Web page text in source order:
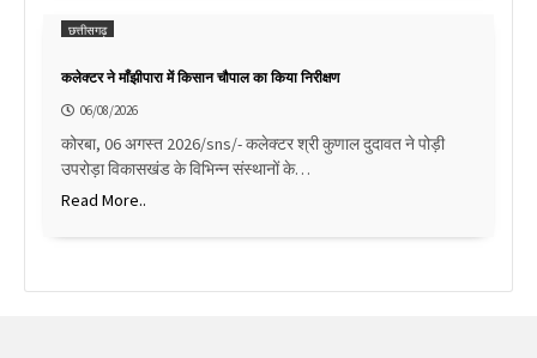
छत्तीसगढ़
कलेक्टर ने माँझीपारा में किसान चौपाल का किया निरीक्षण
06/08/2026
कोरबा, 06 अगस्त 2026/sns/- कलेक्टर श्री कुणाल दुदावत ने पोड़ी
उपरोड़ा विकासखंड के विभिन्न संस्थानों के…
Read More..